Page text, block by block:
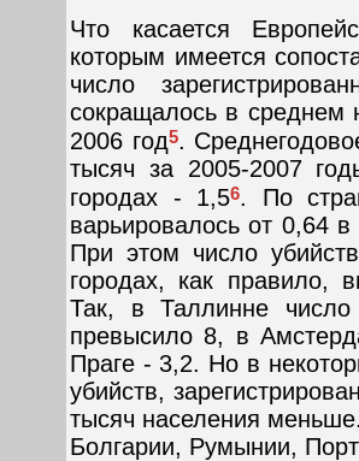
Что касается
которым имеется
число
сокращалось в среднем
2006 год5.
тысяч за 2005-2007
городах - 1,56. По
варьировалось от 0,64
При этом число
городах, как правило,
Так, в Таллинне
превысило 8, в
Праге - 3,2. Но в
убийств,
тысяч населения
Болгарии, Румынии,